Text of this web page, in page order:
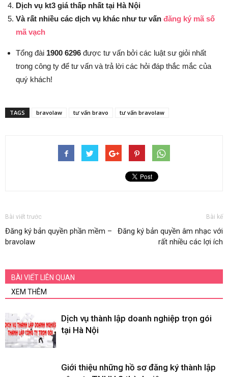
Dịch vụ kt3 giá thấp nhất tại Hà Nội
Và rất nhiều các dịch vụ khác như tư vấn đăng ký mã số
mã vạch
Tổng đài 1900 6296 được tư vấn bởi các luật sư giỏi nhất
trong công ty để tư vấn và trả lời các hỏi đáp thắc mắc của
quý khách!
TAGS bravolaw tư vấn bravo tư vấn bravolaw
Bài viết trước
Đăng ký bản quyền phần mềm –
bravolaw
Bài kế
Đăng ký bản quyền âm nhạc với
rất nhiều các lợi ích
BÀI VIẾT LIÊN QUAN
XEM THÊM
Dịch vụ thành lập doanh nghiệp trọn gói
tại Hà Nội
Giới thiệu những hồ sơ đăng ký thành lập